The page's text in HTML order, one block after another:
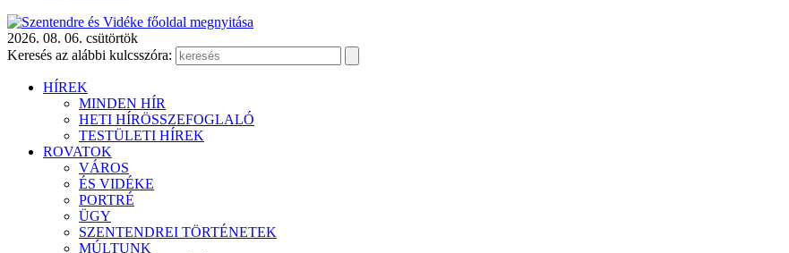
2026. 08. 06. csütörtök
Keresés az alábbi kulcsszóra:
HÍREK
MINDEN HÍR
HETI HÍRÖSSZEFOGLALÓ
TESTÜLETI HÍREK
ROVATOK
VÁROS
ÉS VIDÉKE
PORTRÉ
ÜGY
SZENTENDREI TÖRTÉNETEK
MÚLTUNK